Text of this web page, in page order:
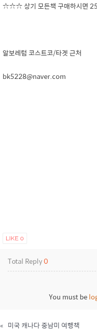
☆☆☆ 상기 모든책 구매하시면
알보레텀 코스트코/타겟 근처
bk5228@naver.com
LIKE 0
Total Reply0
You must be
« 미국 캐나다 중남미 여행책